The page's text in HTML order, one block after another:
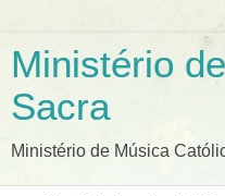
Ministério
Sacra
Ministério de Música